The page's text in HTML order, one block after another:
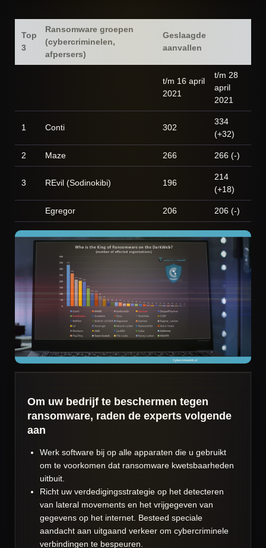
Top
3
Ransomware groepen
(cybercriminelen,
afpersers)
Geslaagde
aanvallen
t/m 16 april
2021
t/m 28
april
2021
1 Conti 302
334
(+32)
2 Maze 266 266 (-)
3 REvil (Sodinokibi) 196
214
(+18)
Egregor 206 206 (-)
Om uw bedrijf te beschermen tegen
ransomware, raden de experts volgende
aan
Werk software bij op alle apparaten die u gebruikt
om te voorkomen dat ransomware kwetsbaarheden
uitbuit.
Richt uw verdedigingsstrategie op het detecteren
van lateral movements en het vrijgegeven van
gegevens op het internet. Besteed speciale
aandacht aan uitgaand verkeer om cybercriminele
verbindingen te bespeuren.